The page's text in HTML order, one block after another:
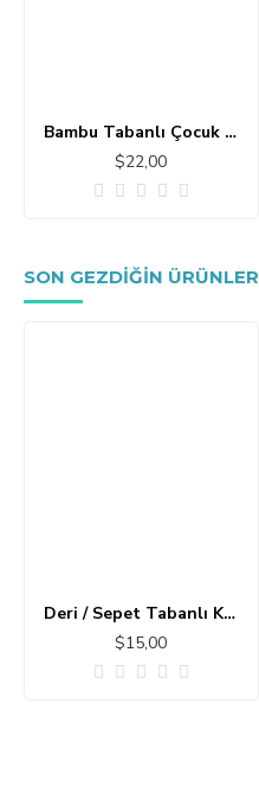
Bambu Tabanlı Çocuk Halısı MC101
$22,00
SON GEZDIĞIN ÜRÜNLER
Deri / Sepet Tabanlı Klasik Halı MS175
$15,00